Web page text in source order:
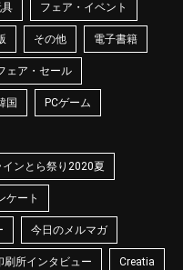
フェア・イベント
その他 電子書籍
ェア・セール
国 PCゲーム
インとら祭り2020夏
ケート
今日のメルマガ
刷所インタビュー Creatia